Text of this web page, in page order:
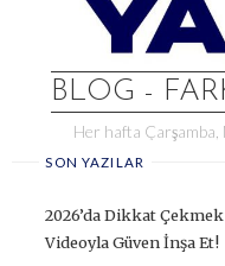
BLOG -
Her hafta Çarşamba,
SON YAZILAR
2026’da Dikkat
Videoyla Güven İnşa Et!